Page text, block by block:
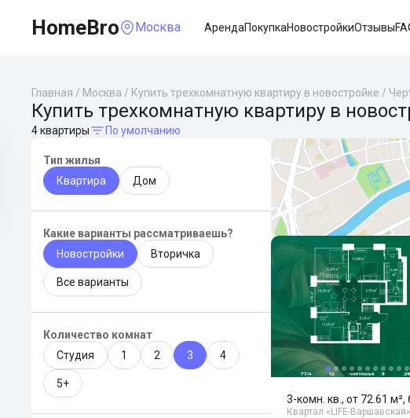
HomeBro Москва АрендаПокупкаНовостройкиОтзывы
Главная / Москва / Купить трехкомнатную квартиру в новостройке /
Купить трехкомнатную квартиру в
4 квартиры По умолчанию
Тип жилья
Квартира
Дом
Какие варианты рассматриваешь?
Новостройки
Вторичка
Все варианты
Количество комнат
Студия
1 2 3 4
5+
3-комн. кв., от 72.61 м²,
Квартал «LIFE-Варшавская»